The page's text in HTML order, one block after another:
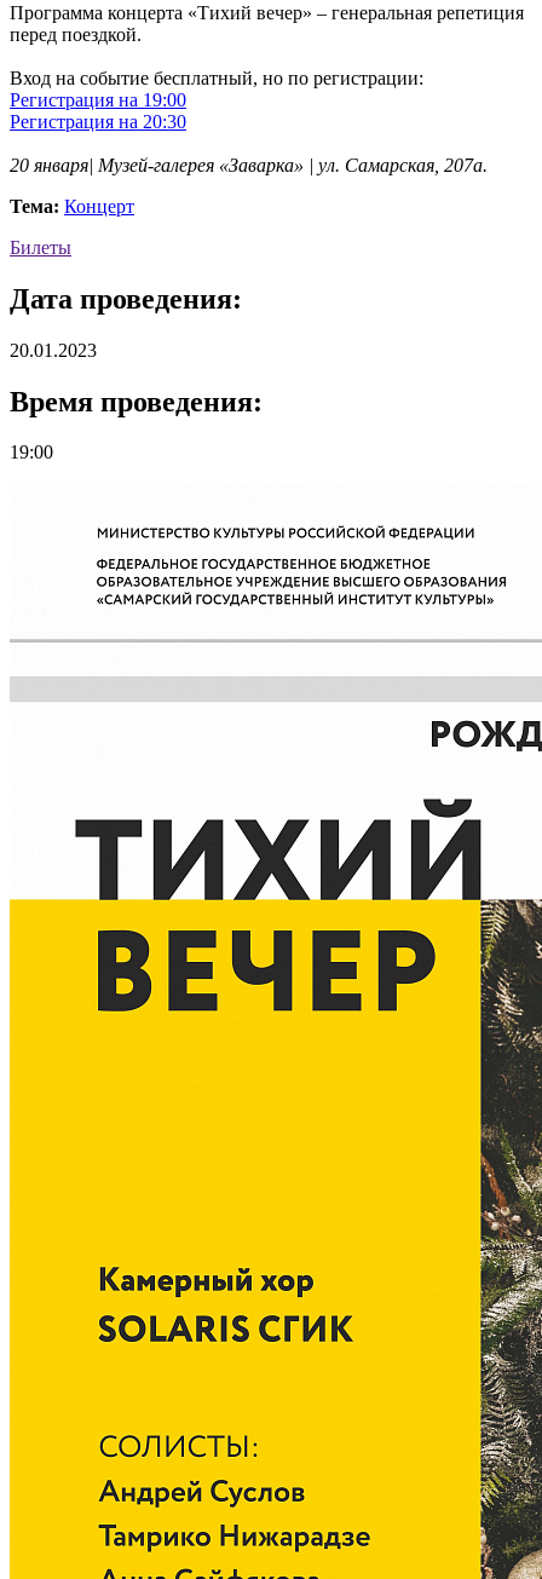
Программа концерта «Тихий вечер» – генеральная репетиция
перед поездкой.
Вход на событие бесплатный, но по регистрации:
Регистрация на 19:00
Регистрация на 20:30
20 января| Музей-галерея «Заварка» | ул. Самарская, 207а.
Тема: Концерт
Билеты
Дата проведения:
20.01.2023
Время проведения:
19:00